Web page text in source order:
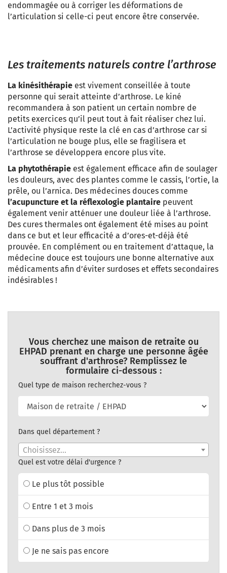
endommagée ou à corriger les déformations de
l’articulation si celle-ci peut encore être conservée.
Les traitements naturels contre l’arthrose
La kinésithérapie est vivement conseillée à toute
personne qui serait atteinte d’arthrose. Le kiné
recommandera à son patient un certain nombre de
petits exercices qu’il peut tout à fait réaliser chez lui.
L’activité physique reste la clé en cas d’arthrose car si
l’articulation ne bouge plus, elle se fragilisera et
l’arthrose se développera encore plus vite.
La phytothérapie est également efficace afin de soulager
les douleurs, avec des plantes comme le cassis, l’ortie, la
prêle, ou l’arnica. Des médecines douces comme
l’acupuncture et la réflexologie plantaire peuvent
également venir atténuer une douleur liée à l’arthrose.
Des cures thermales ont également été mises au point
dans ce but et leur efficacité a d’ores-et-déjà été
prouvée. En complément ou en traitement d’attaque, la
médecine douce est toujours une bonne alternative aux
médicaments afin d’éviter surdoses et effets secondaires
indésirables !
Vous cherchez une maison de retraite ou
EHPAD prenant en charge une personne âgée
souffrant d'arthrose? Remplissez le
formulaire ci-dessous :
Quel type de maison recherchez-vous ?
Dans quel département ?
Choisissez...
Quel est votre délai d'urgence ?
Le plus tôt possible
Entre 1 et 3 mois
Dans plus de 3 mois
Je ne sais pas encore